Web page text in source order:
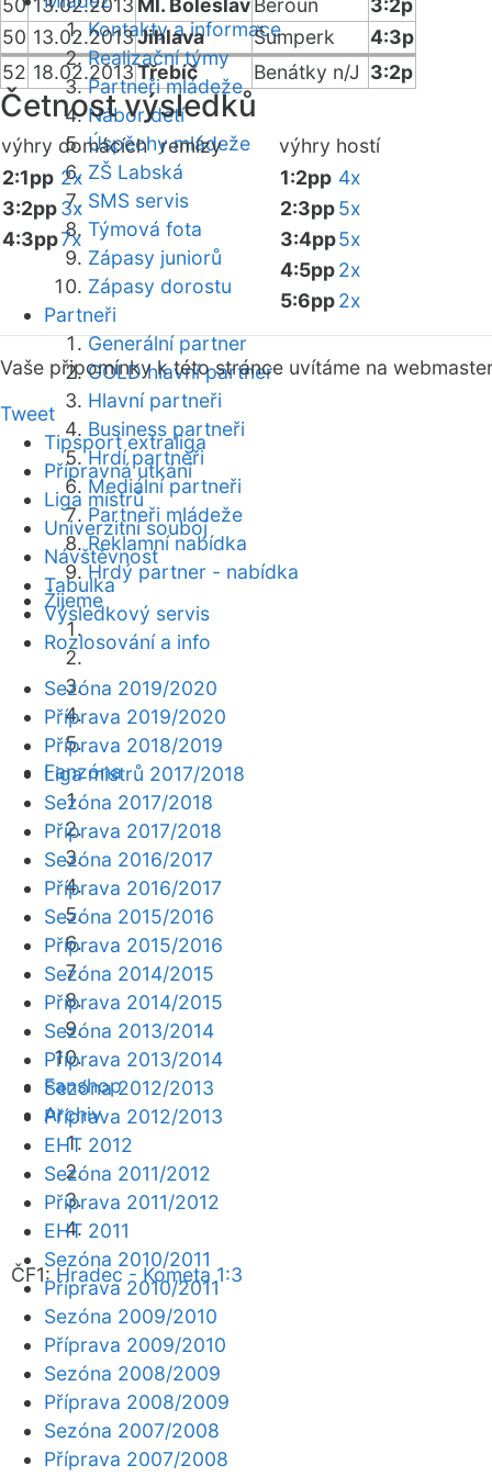
Kontakty a informace
Realizační týmy
Partneři mládeže
Nábor dětí
Úspěchy mládeže
ZŠ Labská
SMS servis
Týmová fota
Zápasy juniorů
Zápasy dorostu
Partneři
Generální partner
GOLD hlavní partner
Hlavní partneři
Business partneři
Hrdí partneři
Mediální partneři
Partneři mládeže
Reklamní nabídka
Hrdý partner - nabídka
Žijeme
Fanzóna
Fanshop
Archiv
ČF1: Hradec - Kometa 1:3
50 13.02.2013 Ml. BoleslavBeroun
3:2p
50 13.02.2013Jihlava Šumperk
4:3p
52 18.02.2013Třebíč Benátky n/J 3:2p
Četnost výsledků
výhry domácíchremízy výhry hostí
2:1pp 2x
3:2pp3x
4:3pp7x
1:2pp 4x
2:3pp5x
3:4pp5x
4:5pp2x
5:6pp2x
Vaše připomínky k této stránce uvítáme na webmaster
Tweet
Tipsport extraliga
Přípravná utkání
Liga mistrů
Univerzitní souboj
Návštěvnost
Tabulka
Výsledkový servis
Rozlosování a info
Sezóna 2019/2020
Příprava 2019/2020
Příprava 2018/2019
Liga mistrů 2017/2018
Sezóna 2017/2018
Příprava 2017/2018
Sezóna 2016/2017
Příprava 2016/2017
Sezóna 2015/2016
Příprava 2015/2016
Sezóna 2014/2015
Příprava 2014/2015
Sezóna 2013/2014
Příprava 2013/2014
Sezóna 2012/2013
Příprava 2012/2013
EHT 2012
Sezóna 2011/2012
Příprava 2011/2012
EHT 2011
Sezóna 2010/2011
Příprava 2010/2011
Sezóna 2009/2010
Příprava 2009/2010
Sezóna 2008/2009
Příprava 2008/2009
Sezóna 2007/2008
Příprava 2007/2008